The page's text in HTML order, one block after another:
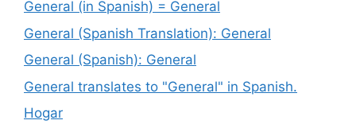
General (in Spanish) = General
General (Spanish Translation): General
General (Spanish): General
General translates to "General" in Spanish.
Hogar